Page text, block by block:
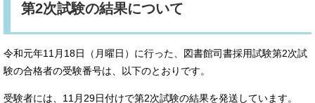
第2次試験の結果について
令和元年11月18日（月曜日）に行った、図書館司書採用試験第2次試
験の合格者の受験番号は、以下のとおりです。
受験者には、11月29日付けで第2次試験の結果を発送しています。